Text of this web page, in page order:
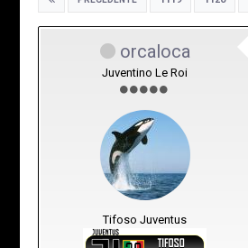
orcaloca
Juventino Le Roi
Tifoso Juventus